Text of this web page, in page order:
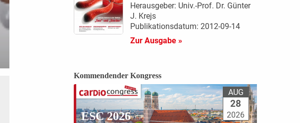
Herausgeber: Univ.-Prof. Dr. Günter
J. Krejs
Publikationsdatum: 2012-09-14
Zur Ausgabe »
Kommendender Kongress
ESC 2026
AUG
28
2026